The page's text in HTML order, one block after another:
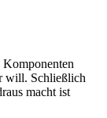
will. Schließlich
macht ist